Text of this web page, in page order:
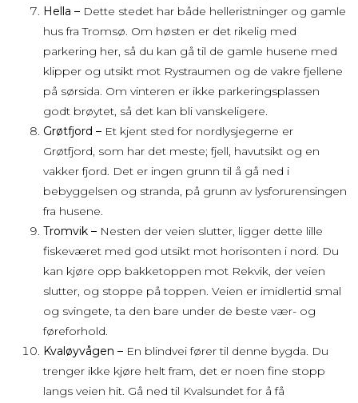
Hella – Dette stedet har både helleristninger og gamle
hus fra Tromsø. Om høsten er det rikelig med
parkering her, så du kan gå til de gamle husene med
klipper og utsikt mot Rystraumen og de vakre fjellene
på sørsida. Om vinteren er ikke parkeringsplassen
godt brøytet, så det kan bli vanskeligere.
Grøtfjord – Et kjent sted for nordlysjegerne er
Grøtfjord, som har det meste; fjell, havutsikt og en
vakker fjord. Det er ingen grunn til å gå ned i
bebyggelsen og stranda, på grunn av lysforurensingen
fra husene.
Tromvik – Nesten der veien slutter, ligger dette lille
fiskeværet med god utsikt mot horisonten i nord. Du
kan kjøre opp bakketoppen mot Rekvik, der veien
slutter, og stoppe på toppen. Veien er imidlertid smal
og svingete, ta den bare under de beste vær- og
føreforhold.
Kvaløyvågen – En blindvei fører til denne bygda. Du
trenger ikke kjøre helt fram, det er noen fine stopp
langs veien hit. Gå ned til Kvalsundet for å få